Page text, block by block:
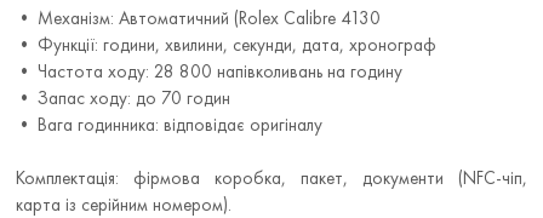
• Механізм: Автоматичний (Rolex Calibre 4130
• Функції: години, хвилини, секунди, дата, хронограф
• Частота ходу: 28 800 напівколивань на годину
• Запас ходу: до 70 годин
• Вага годинника: відповідає оригіналу
Комплектація: фірмова коробка, пакет, документи (NFC-чіп,
карта із серійним номером).